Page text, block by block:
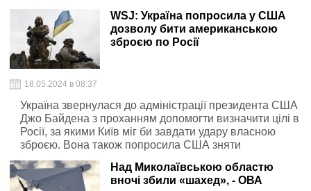
Запоріжжя з двома машинами GCS-200.
WSJ: Україна попросила у США
дозволу бити американською
зброєю по Росії
18.05.2024 в 08:37
Україна звернулася до адміністрації президента США
Джо Байдена з проханням допомогти визначити цілі в
Росії, за якими Київ міг би завдати удару власною
зброєю. Вона також попросила США зняти
обмеження на використання наданої американської
зброї з військових об'єктів на території Росії.
Над Миколаївською областю
вночі збили «шахед», - ОВА